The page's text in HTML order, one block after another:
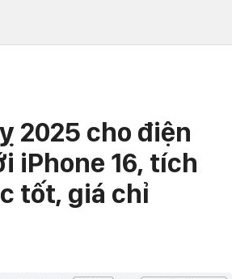
2025 cho điện
iPhone 16, tích
tốt, giá chỉ